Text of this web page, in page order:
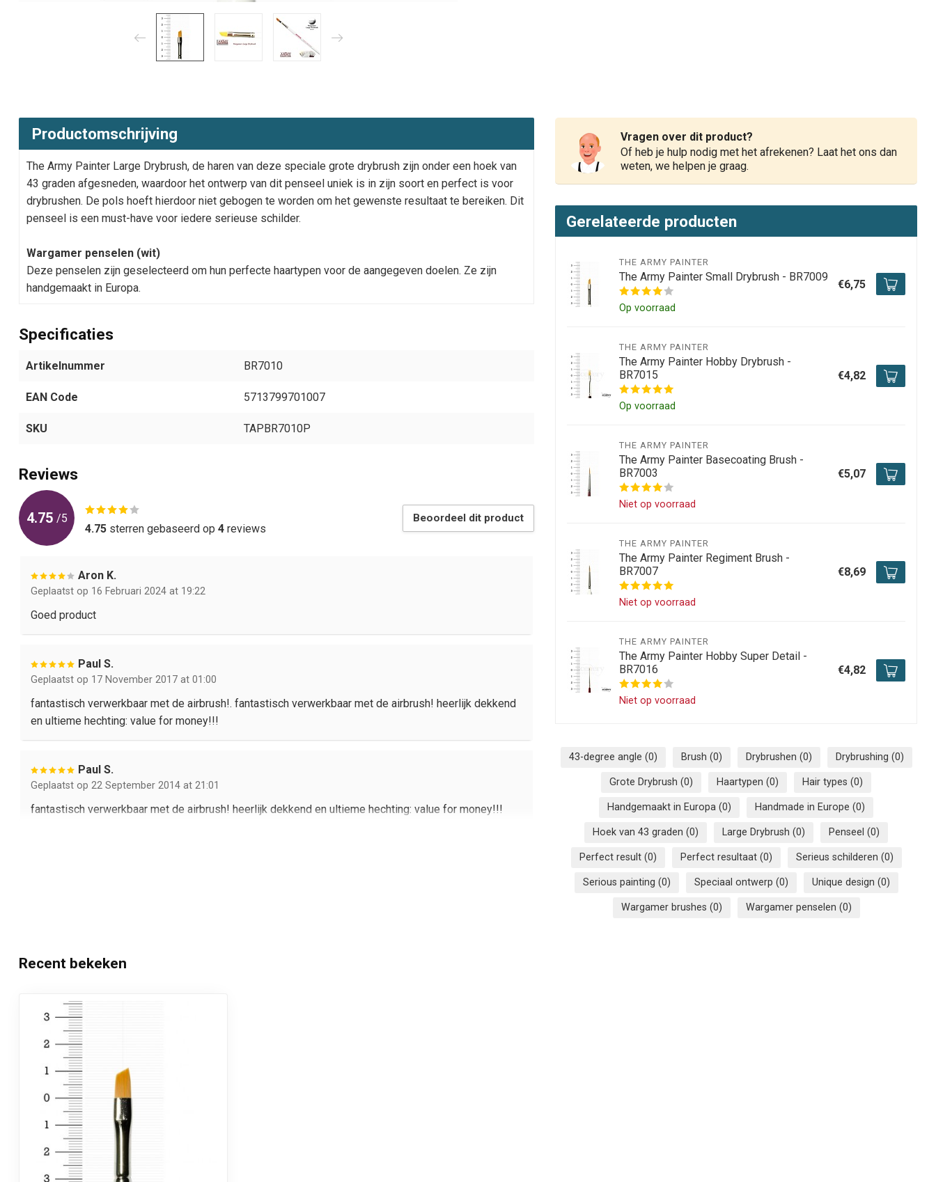
Productomschrijving
The Army Painter Large Drybrush, de haren van deze speciale grote drybrush zijn onder een hoek van
43 graden afgesneden, waardoor het ontwerp van dit penseel uniek is in zijn soort en perfect is voor
drybrushen. De pols hoeft hierdoor niet gebogen te worden om het gewenste resultaat te bereiken. Dit
penseel is een must-have voor iedere serieuse schilder.
Wargamer penselen (wit)
Deze penselen zijn geselecteerd om hun perfecte haartypen voor de aangegeven doelen. Ze zijn
handgemaakt in Europa.
Specificaties
Artikelnummer BR7010
EAN Code 5713799701007
SKU TAPBR7010P
Reviews
4.75 /5
4.75 sterren gebaseerd op 4 reviews
Beoordeel dit product
Aron K.
Geplaatst op 16 Februari 2024 at 19:22
Goed product
Paul S.
Geplaatst op 17 November 2017 at 01:00
fantastisch verwerkbaar met de airbrush!. fantastisch verwerkbaar met de airbrush! heerlijk dekkend
en ultieme hechting: value for money!!!
Paul S.
Geplaatst op 22 September 2014 at 21:01
fantastisch verwerkbaar met de airbrush! heerlijk dekkend en ultieme hechting: value for money!!!
Vragen over dit product?
Of heb je hulp nodig met het afrekenen? Laat het ons dan
weten, we helpen je graag.
Gerelateerde producten
THE ARMY PAINTER
The Army Painter Small Drybrush - BR7009
Op voorraad
€6,75
THE ARMY PAINTER
The Army Painter Hobby Drybrush -
BR7015
Op voorraad
€4,82
THE ARMY PAINTER
The Army Painter Basecoating Brush -
BR7003
Niet op voorraad
€5,07
THE ARMY PAINTER
The Army Painter Regiment Brush -
BR7007
Niet op voorraad
€8,69
THE ARMY PAINTER
The Army Painter Hobby Super Detail -
BR7016
Niet op voorraad
€4,82
43-degree angle (0) Brush (0) Drybrushen (0) Drybrushing (0)
Grote Drybrush (0) Haartypen (0) Hair types (0)
Handgemaakt in Europa (0) Handmade in Europe (0)
Hoek van 43 graden (0) Large Drybrush (0) Penseel (0)
Perfect result (0) Perfect resultaat (0) Serieus schilderen (0)
Serious painting (0) Speciaal ontwerp (0) Unique design (0)
Wargamer brushes (0) Wargamer penselen (0)
Recent bekeken